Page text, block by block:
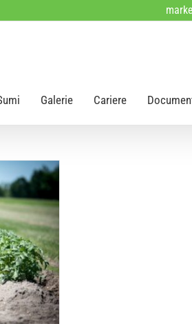
Galerie Cariere